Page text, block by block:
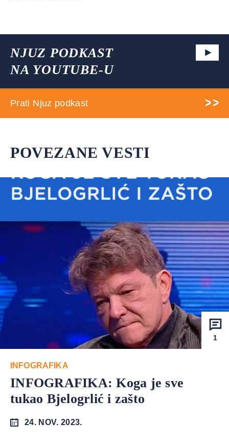
NJUZ PODKAST
NA YOUTUBE-U
Prati Njuz podkast
POVEZANE VESTI
1
INFOGRAFIKA
INFOGRAFIKA: Koga je sve
tukao Bjelogrlić i zašto
24. NOV. 2023.